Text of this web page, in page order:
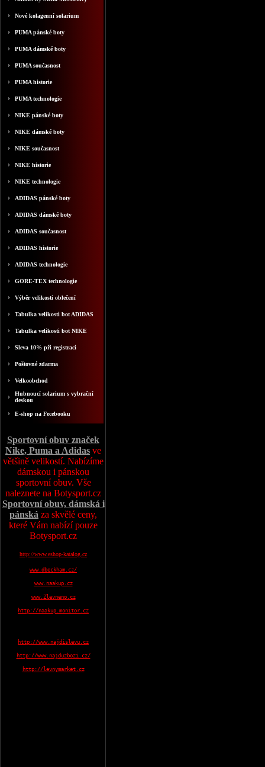
Nové kolagenní solarium
PUMA pánské boty
PUMA dámské boty
PUMA současnost
PUMA historie
PUMA technologie
NIKE pánské boty
NIKE dámské boty
NIKE současnost
NIKE historie
NIKE technologie
ADIDAS pánské boty
ADIDAS dámské boty
ADIDAS současnost
ADIDAS historie
ADIDAS technologie
GORE-TEX technologie
Výběr velikosti oblečení
Tabulka velikosti bot ADIDAS
Tabulka velikosti bot NIKE
Sleva 10% při registraci
Poštovné zdarma
Velkoobchod
Hubnoucí solarium s vybrační
deskou
E-shop na Fecebooku
Sportovní obuv značek
Nike, Puma a Adidas ve
většině velikostí. Nabízíme
dámskou i pánskou
sportovní obuv. Vše
naleznete na Botysport.cz
Sportovní obuv, dámská i
pánská za skvělé ceny,
které Vám nabízí pouze
Botysport.cz
http://www.eshop-katalog.cz
www.dbeckham.cz/
www.naakup.cz
www.Zlevneno.cz
http://naakup.monitor.cz
http://www.najdislevu.cz
http://www.najduzbozi.cz/
http://levnymarket.cz